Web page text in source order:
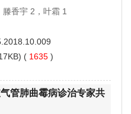
香宇 2，叶霜 1
( 1635 )
管肺曲霉病诊治专家共